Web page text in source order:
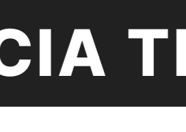
TP